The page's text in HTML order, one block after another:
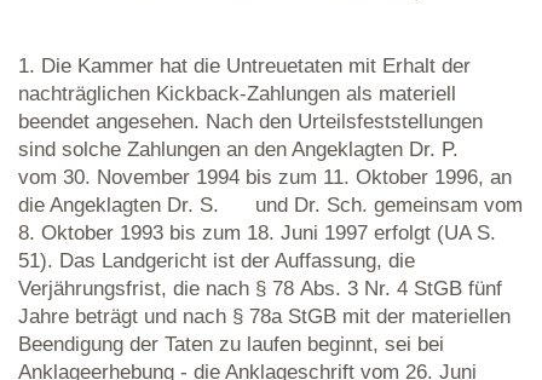
1. Die Kammer hat die Untreuetaten mit Erhalt der
nachträglichen Kickback-Zahlungen als materiell
beendet angesehen. Nach den Urteilsfeststellungen
sind solche Zahlungen an den Angeklagten Dr. P.
vom 30. November 1994 bis zum 11. Oktober 1996, an
die Angeklagten Dr. S. und Dr. Sch. gemeinsam vom
8. Oktober 1993 bis zum 18. Juni 1997 erfolgt (UA S.
51). Das Landgericht ist der Auffassung, die
Verjährungsfrist, die nach § 78 Abs. 3 Nr. 4 StGB fünf
Jahre beträgt und nach § 78a StGB mit der materiellen
Beendigung der Taten zu laufen beginnt, sei bei
Anklageerhebung - die Anklageschrift vom 26. Juni